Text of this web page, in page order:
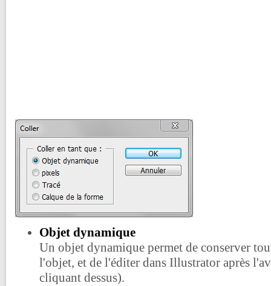
Objet dynamique
Un objet dynamique permet de conserver
l'objet, et de l'éditer dans Illustrator après
cliquant dessus).